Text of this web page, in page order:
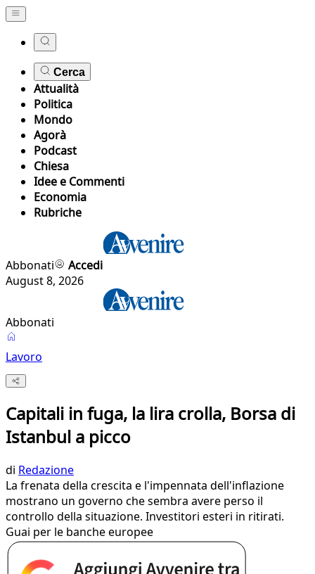
Cerca
Attualità
Politica
Mondo
Agorà
Podcast
Chiesa
Idee e Commenti
Economia
Rubriche
Abbonati
Accedi
August 8, 2026
Abbonati
Lavoro
Capitali in fuga, la lira crolla, Borsa di
Istanbul a picco
di Redazione
La frenata della crescita e l'impennata dell'inflazione
mostrano un governo che sembra avere perso il
controllo della situazione. Investitori esteri in ritirati.
Guai per le banche europee